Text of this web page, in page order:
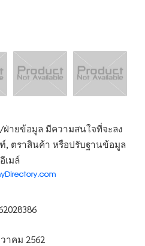
ายข้อมูล มีความสนใจที่จะลง
ตราสินค้า หรือปรับฐานข้อมูล
เมล์
าคม 2562